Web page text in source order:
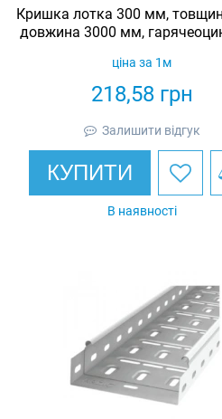
Кришка лотка 300 мм,
довжина 3000 мм,
218,58грн
ціна за 1м
Залишити відгук
КУПИТИ
В наявності